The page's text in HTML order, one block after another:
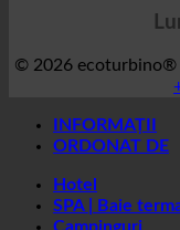
© 2026 ecoturbino®
Hotel
Campinguri
Medicale
Case de pensii